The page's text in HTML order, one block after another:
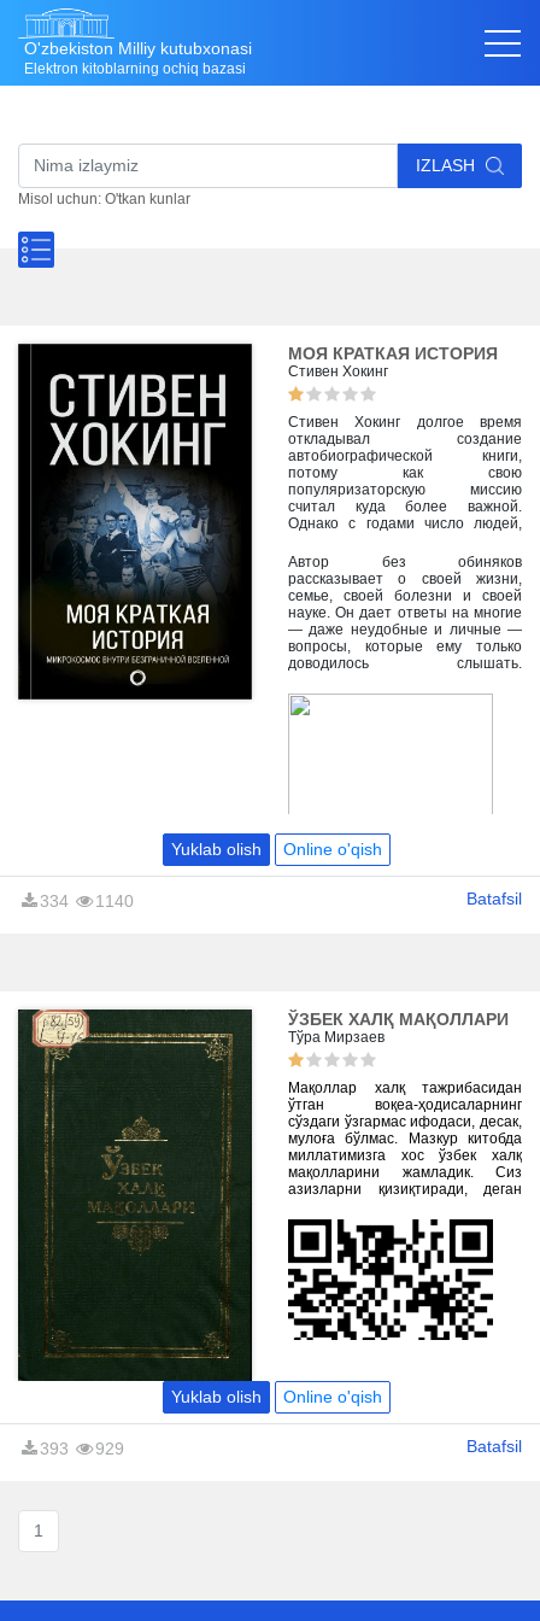
O'zbekiston Milliy kutubxonasi
Elektron kitoblarning ochiq bazasi
IZLASH
Misol uchun: O'tkan kunlar
МОЯ КРАТКАЯ ИСТОРИЯ
Стивен Хокинг
Стивен Хокинг долгое время
откладывал создание
автобиографической книги,
потому как свою
популяризаторскую миссию
считал куда более важной.
Однако с годами число людей,
вместо него самого, росло. Так и
родились эти записки — из
желания соблюсти границы
личного пространства.
Автор без обиняков
рассказывает о своей жизни,
семье, своей болезни и своей
науке. Он дает ответы на многие
— даже неудобные и личные —
вопросы, которые ему только
доводилось слышать.
реальной жизни, и на этих
страницах занимает
Yuklab olish Online o'qish
334 1140 Batafsil
ЎЗБЕК ХАЛҚ МАҚОЛЛАРИ
Тўра Мирзаев
Мақоллар халқ тажрибасидан
ўтган воқеа-ҳодисаларнинг
сўздаги ўзгармас ифодаси, десак,
мулоға бўлмас. Мазкур китобда
миллатимизга хос ўзбек халқ
мақолларини жамладик. Сиз
азизларни қизиқтиради, деган
Yuklab olish Online o'qish
393 929 Batafsil
1